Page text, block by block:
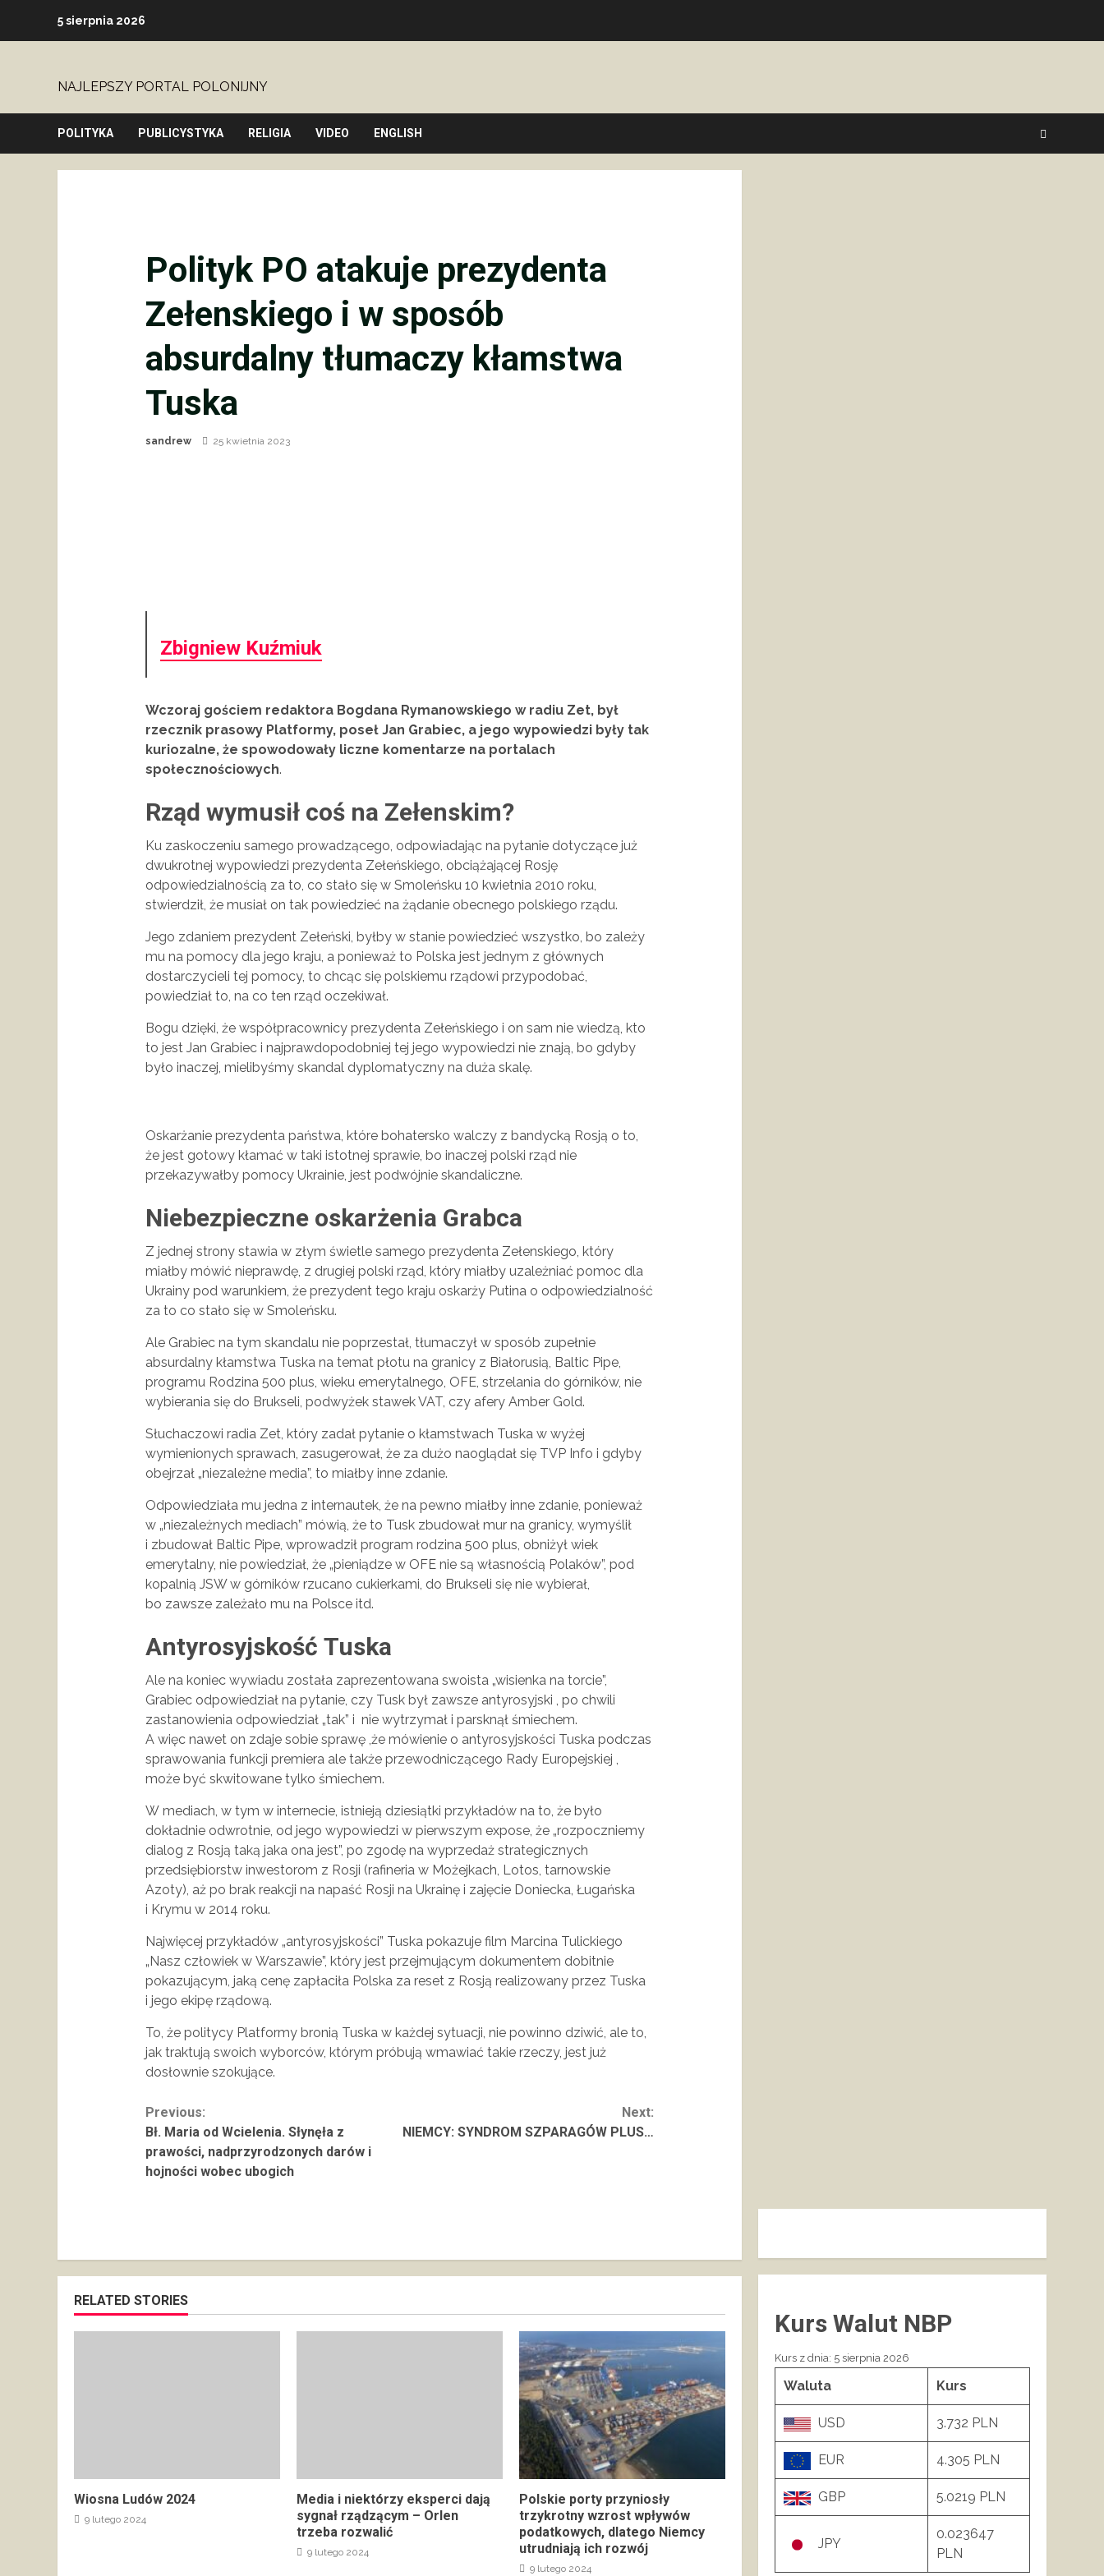
5 sierpnia 2026
NAJLEPSZY PORTAL POLONIJNY
POLITYKA PUBLICYSTYKA RELIGIA VIDEO ENGLISH
Polityk PO atakuje prezydenta
Zełenskiego i w sposób
absurdalny tłumaczy kłamstwa
Tuska
sandrew 25 kwietnia 2023
Zbigniew Kuźmiuk
Wczoraj gościem redaktora Bogdana Rymanowskiego w radiu Zet, był
rzecznik prasowy Platformy, poseł Jan Grabiec, a jego wypowiedzi były tak
kuriozalne, że spowodowały liczne komentarze na portalach
społecznościowych.
Rząd wymusił coś na Zełenskim?
Ku zaskoczeniu samego prowadzącego, odpowiadając na pytanie dotyczące już
dwukrotnej wypowiedzi prezydenta Zełeńskiego, obciążającej Rosję
odpowiedzialnością za to, co stało się w Smoleńsku 10 kwietnia 2010 roku,
stwierdził, że musiał on tak powiedzieć na żądanie obecnego polskiego rządu.
Jego zdaniem prezydent Zełeński, byłby w stanie powiedzieć wszystko, bo zależy
mu na pomocy dla jego kraju, a ponieważ to Polska jest jednym z głównych
dostarczycieli tej pomocy, to chcąc się polskiemu rządowi przypodobać,
powiedział to, na co ten rząd oczekiwał.
Bogu dzięki, że współpracownicy prezydenta Zełeńskiego i on sam nie wiedzą, kto
to jest Jan Grabiec i najprawdopodobniej tej jego wypowiedzi nie znają, bo gdyby
było inaczej, mielibyśmy skandal dyplomatyczny na duża skalę.
Oskarżanie prezydenta państwa, które bohatersko walczy z bandycką Rosją o to,
że jest gotowy kłamać w taki istotnej sprawie, bo inaczej polski rząd nie
przekazywałby pomocy Ukrainie, jest podwójnie skandaliczne.
Niebezpieczne oskarżenia Grabca
Z jednej strony stawia w złym świetle samego prezydenta Zełenskiego, który
miałby mówić nieprawdę, z drugiej polski rząd, który miałby uzależniać pomoc dla
Ukrainy pod warunkiem, że prezydent tego kraju oskarży Putina o odpowiedzialność
za to co stało się w Smoleńsku.
Ale Grabiec na tym skandalu nie poprzestał, tłumaczył w sposób zupełnie
absurdalny kłamstwa Tuska na temat płotu na granicy z Białorusią, Baltic Pipe,
programu Rodzina 500 plus, wieku emerytalnego, OFE, strzelania do górników, nie
wybierania się do Brukseli, podwyżek stawek VAT, czy afery Amber Gold.
Słuchaczowi radia Zet, który zadał pytanie o kłamstwach Tuska w wyżej
wymienionych sprawach, zasugerował, że za dużo naoglądał się TVP Info i gdyby
obejrzał „niezależne media”, to miałby inne zdanie.
Odpowiedziała mu jedna z internautek, że na pewno miałby inne zdanie, ponieważ
w „niezależnych mediach” mówią, że to Tusk zbudował mur na granicy, wymyślił
i zbudował Baltic Pipe, wprowadził program rodzina 500 plus, obniżył wiek
emerytalny, nie powiedział, że „pieniądze w OFE nie są własnością Polaków”, pod
kopalnią JSW w górników rzucano cukierkami, do Brukseli się nie wybierał,
bo zawsze zależało mu na Polsce itd.
Antyrosyjskość Tuska
Ale na koniec wywiadu została zaprezentowana swoista „wisienka na torcie”,
Grabiec odpowiedział na pytanie, czy Tusk był zawsze antyrosyjski , po chwili
zastanowienia odpowiedział „tak” i nie wytrzymał i parsknął śmiechem.
A więc nawet on zdaje sobie sprawę ,że mówienie o antyrosyjskości Tuska podczas
sprawowania funkcji premiera ale także przewodniczącego Rady Europejskiej ,
może być skwitowane tylko śmiechem.
W mediach, w tym w internecie, istnieją dziesiątki przykładów na to, że było
dokładnie odwrotnie, od jego wypowiedzi w pierwszym expose, że „rozpoczniemy
dialog z Rosją taką jaka ona jest”, po zgodę na wyprzedaż strategicznych
przedsiębiorstw inwestorom z Rosji (rafineria w Możejkach, Lotos, tarnowskie
Azoty), aż po brak reakcji na napaść Rosji na Ukrainę i zajęcie Doniecka, Ługańska
i Krymu w 2014 roku.
Najwięcej przykładów „antyrosyjskości” Tuska pokazuje film Marcina Tulickiego
„Nasz człowiek w Warszawie”, który jest przejmującym dokumentem dobitnie
pokazującym, jaką cenę zapłaciła Polska za reset z Rosją realizowany przez Tuska
i jego ekipę rządową.
To, że politycy Platformy bronią Tuska w każdej sytuacji, nie powinno dziwić, ale to,
jak traktują swoich wyborców, którym próbują wmawiać takie rzeczy, jest już
dosłownie szokujące.
Continue
Reading
Previous:
Bł. Maria od Wcielenia. Słynęła z
prawości, nadprzyrodzonych darów i
hojności wobec ubogich
Next:
NIEMCY: SYNDROM SZPARAGÓW PLUS…
RELATED STORIES
Wiosna Ludów 2024
9 lutego 2024
Media i niektórzy eksperci dają
sygnał rządzącym – Orlen
trzeba rozwalić
9 lutego 2024
Polskie porty przyniosły
trzykrotny wzrost wpływów
podatkowych, dlatego Niemcy
utrudniają ich rozwój
9 lutego 2024
Kurs Walut NBP
Kurs z dnia: 5 sierpnia 2026
Waluta Kurs
USD 3.732 PLN
EUR 4.305 PLN
GBP 5.0219 PLN
JPY
0.023647
PLN